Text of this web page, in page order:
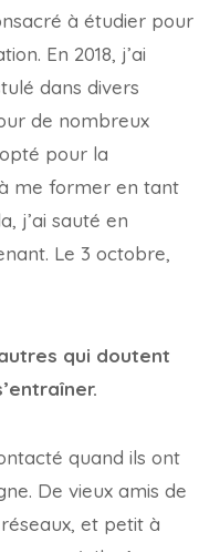
à étudier pour
En 2018, j’ai
dans divers
de nombreux
pour la
me former en tant
j’ai sauté en
Le 3 octobre,
qui doutent
quand ils ont
De vieux amis de
et petit à